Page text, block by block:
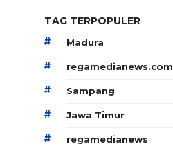
TAG TERPOPULER
# Madura
# regamedianews.com
# Sampang
# Jawa Timur
# regamedianews